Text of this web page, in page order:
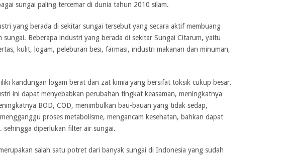
sungai paling tercemar di dunia tahun 2010 silam.
yang berada di sekitar sungai tersebut yang secara aktif membuang
sungai. Beberapa industri yang berada di sekitar Sungai Citarum, yaitu
kulit, logam, peleburan besi, farmasi, industri makanan dan minuman,
kandungan logam berat dan zat kimia yang bersifat toksik cukup besar.
ini dapat menyebabkan perubahan tingkat keasaman, meningkatnya
BOD, COD, menimbulkan bau-bauan yang tidak sedap,
proses metabolisme, mengancam kesehatan, bahkan dapat
sehingga diperlukan filter air sungai.
salah satu potret dari banyak sungai di Indonesia yang sudah